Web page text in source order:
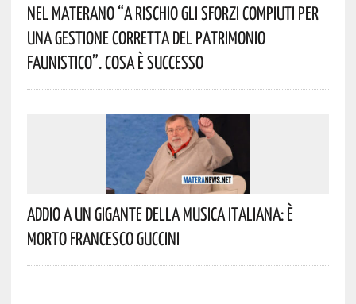
Nel Materano “a Rischio Gli Sforzi Compiuti Per
Una Gestione Corretta Del Patrimonio
Faunistico”. Cosa È Successo
Addio A Un Gigante Della Musica Italiana: È
Morto Francesco Guccini